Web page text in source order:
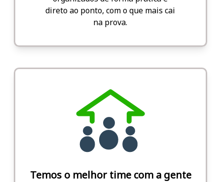
direto ao ponto, com o que mais cai
na prova.
Temos o melhor time com a gente